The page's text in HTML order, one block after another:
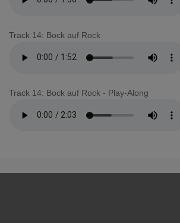
Track 14: Bock auf Rock
Track 14: Bock auf Rock - Play-Along